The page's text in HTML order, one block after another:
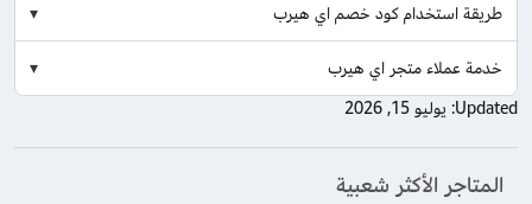
طريقة استخدام كود خصم اي هيرب
خدمة عملاء متجر اي هيرب
Updated: يوليو 15, 2026
المتاجر الأكثر شعبية